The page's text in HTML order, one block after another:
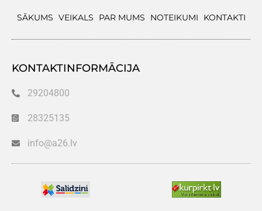
SĀKUMS VEIKALS PAR MUMS NOTEIKUMI KONTAKTI
KONTAKTINFORMĀCIJA
29204800
28325135
info@a26.lv